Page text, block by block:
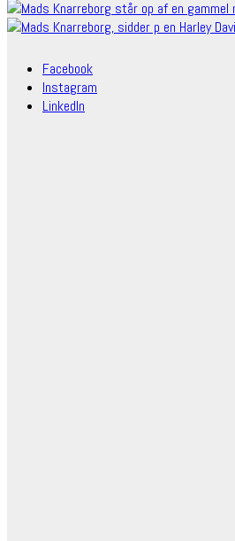
Facebook
Instagram
LinkedIn